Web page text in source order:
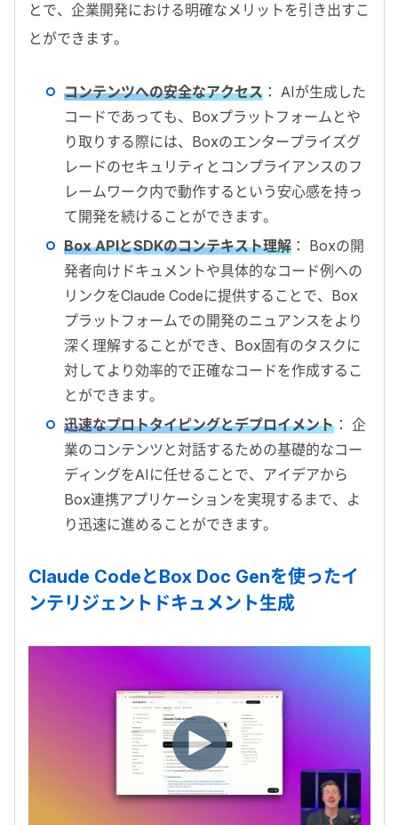
とで、企業開発における明確なメリットを引き出すこ
とができます。
コンテンツへの安全なアクセス ： AIが生成した
コードであっても、Boxプラットフォームとや
り取りする際には、Boxのエンタープライズグ
レードのセキュリティとコンプライアンスのフ
レームワーク内で動作するという安心感を持っ
て開発を続けることができます。
Box APIとSDKのコンテキスト理解 ： Boxの開
発者向けドキュメントや具体的なコード例への
リンクをClaude Codeに提供することで、Box
プラットフォームでの開発のニュアンスをより
深く理解することができ、Box固有のタスクに
対してより効率的で正確なコードを作成するこ
とができます。
迅速なプロトタイピングとデプロイメント ： 企
業のコンテンツと対話するための基礎的なコー
ディングをAIに任せることで、アイデアから
Box連携アプリケーションを実現するまで、よ
り迅速に進めることができます。
Claude CodeとBox Doc Genを使ったイ
ンテリジェントドキュメント生成